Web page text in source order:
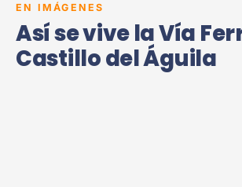
EN IMÁGENES
Así se vive la Vía
Castillo del Águila